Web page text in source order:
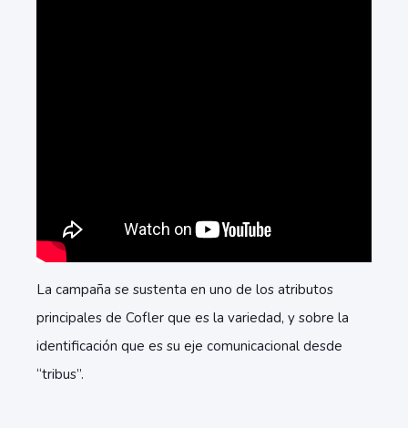
La campaña se sustenta en uno de los atributos
principales de Cofler que es la variedad, y sobre la
identificación que es su eje comunicacional desde
“tribus”.